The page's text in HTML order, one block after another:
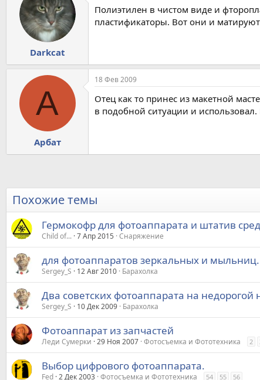
Darkcat
Полиэтилен в чистом виде и
пластификаторы. Вот они и
А
Арбат
18 Фев 2009
Отец как то принес из макетной
в подобной ситуации и использовал.
Похожие темы
Гермокофр для фотоаппарата и штатив
Child of... 7 Апр 2015 Снаряжение
для фотоаппаратов зеркальных и мыльниц.
Sergey_S 12 Авг 2010 Барахолка
Два советских фотоаппарата на недорогой
Sergey_S 10 Дек 2009 Барахолка
Фотоаппарат из запчастей
Леди Сумерки 29 Ноя 2007 Фотосъемка и Фототехника 2
Выбор цифрового фотоаппарата.
Fed 2 Дек 2003 Фотосъемка и Фототехника 54 55 56